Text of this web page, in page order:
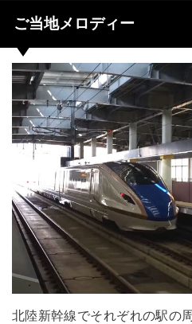
ご当地メロディー
北陸新幹線でそれぞれの駅の